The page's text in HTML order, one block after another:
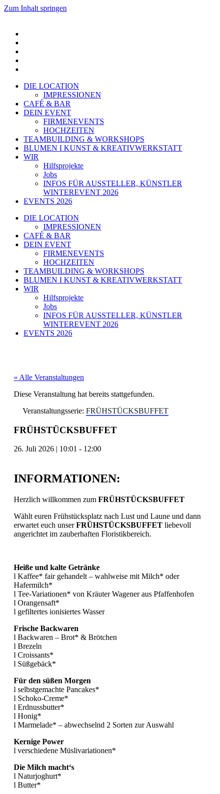
Zum Inhalt springen
DIE LOCATION
IMPRESSIONEN
CAFÉ & BAR
DEIN EVENT
FIRMENEVENTS
HOCHZEITEN
TEAMBUILDING & WORKSHOPS
BLUMEN I KUNST & KREATIVWERKSTATT
WIR
Hilfsprojekte
Jobs
INFOS FÜR AUSSTELLER, KÜNSTLER
WINTEREVENT 2026
EVENTS 2026
DIE LOCATION
IMPRESSIONEN
CAFÉ & BAR
DEIN EVENT
FIRMENEVENTS
HOCHZEITEN
TEAMBUILDING & WORKSHOPS
BLUMEN I KUNST & KREATIVWERKSTATT
WIR
Hilfsprojekte
Jobs
INFOS FÜR AUSSTELLER, KÜNSTLER
WINTEREVENT 2026
EVENTS 2026
« Alle Veranstaltungen
Diese Veranstaltung hat bereits stattgefunden.
Veranstaltungsserie: FRÜHSTÜCKSBUFFET
FRÜHSTÜCKSBUFFET
26. Juli 2026 | 10:01 - 12:00
INFORMATIONEN:
Herzlich willkommen zum FRÜHSTÜCKSBUFFET
Wählt euren Frühstücksplatz nach Lust und Laune und dann
erwartet euch unserFRÜHSTÜCKSBUFFET liebevoll
angerichtet im zauberhaften Floristikbereich.
Heiße und kalte Getränke
l Kaffee* fair gehandelt – wahlweise mit Milch* oder
Hafermilch*
l Tee-Variationen* von Kräuter Wagener aus Pfaffenhofen
l Orangensaft*
l gefiltertes ionisiertes Wasser
Frische Backwaren
l Backwaren – Brot* & Brötchen
l Brezeln
l Croissants*
l Süßgebäck*
Für den süßen Morgen
l selbstgemachte Pancakes*
l Schoko-Creme*
l Erdnussbutter*
l Honig*
l Marmelade* – abwechselnd 2 Sorten zur Auswahl
Kernige Power
l verschiedene Müslivariationen*
Die Milch macht‘s
l Naturjoghurt*
l Butter*